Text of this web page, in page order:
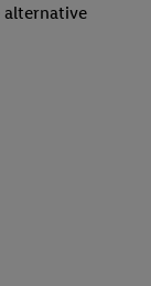
alternative